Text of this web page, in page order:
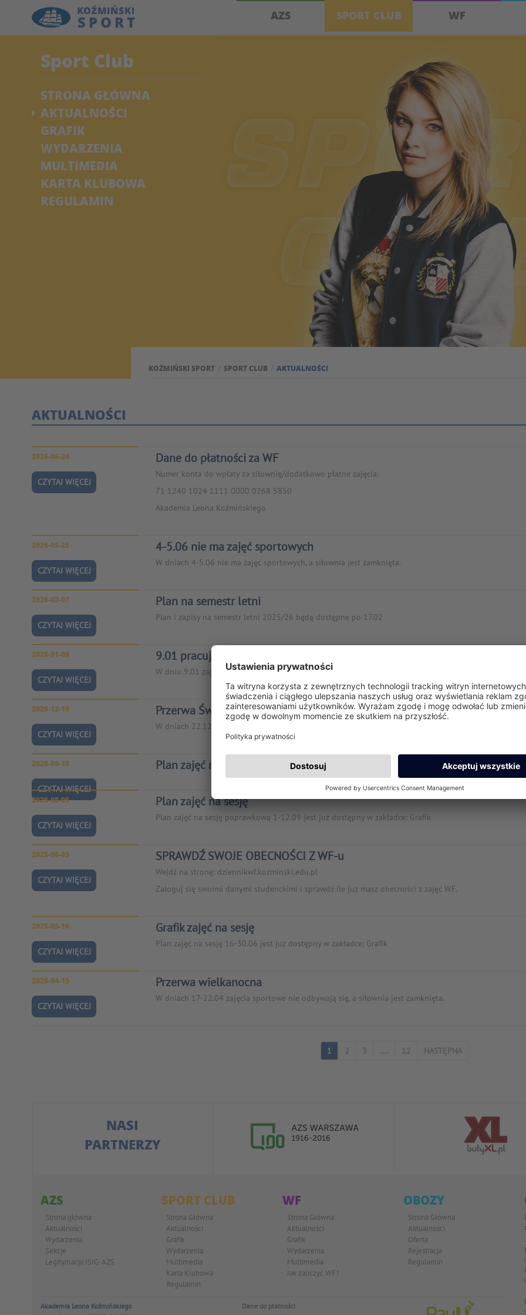
AZS SPORT CLUB WF
Sport Club
STRONA GŁÓWNA
AKTUALNOŚCI
GRAFIK
WYDARZENIA
MULTIMEDIA
KARTA KLUBOWA
REGULAMIN
KOŹMIŃSKI SPORT SPORT CLUB AKTUALNOŚCI
AKTUALNOŚCI
2026-06-24 Dane do płatności za WF
Numer konta do wpłaty za siłownię/dodatkowo płatne zajęcia:
71 1240 1024 1111 0000 0268 5850
Akademia Leona Koźmińskiego
CZYTAJ WIĘCEJ
2026-05-25 4-5.06 nie ma zajęć sportowych
W dniach 4-5.06 nie ma zajęć sportowych, a siłownia jest zamknięta.
CZYTAJ WIĘCEJ
2026-02-07 Plan na semestr letni
Plan i zapisy na semestr letni 2025/26 będą dostępne po 17.02
CZYTAJ WIĘCEJ
2026-01-09 9.01 pracujemy normalnie
W dniu 9.01 zajęcia sportowe odbywają się zgodnie z planem piątkowym.
CZYTAJ WIĘCEJ
2025-12-19 Przerwa Świąteczna
W dniach 22.12.2025 - 07.01.2026 (włącznie) zajęcia sportowe nie odbywają się, a siłownia jest
CZYTAJ WIĘCEJ
2025-09-18 Plan zajęć na semestr zimowy 2025/26 pojawi się po 23.09
CZYTAJ WIĘCEJ
2025-08-05 Plan zajęć na sesję
Plan zajęć na sesję poprawkową 1-12.09 jest już dostępny w zakładce: Grafik
CZYTAJ WIĘCEJ
2025-06-03 SPRAWDŹ SWOJE OBECNOŚCI Z WF-u
Wejdź na stronę: dziennikwf.kozminski.edu.pl
Zaloguj się swoimi danymi studenckimi i sprawdź ile już masz obecności z zajęć WF.
CZYTAJ WIĘCEJ
2025-05-16 Grafik zajęć na sesję
Plan zajęć na sesję 16-30.06 jest już dostępny w zakładce: Grafik
CZYTAJ WIĘCEJ
2025-04-15 Przerwa wielkanocna
W dniach 17-22.04 zajęcia sportowe nie odbywają się, a siłownia jest zamknięta.
CZYTAJ WIĘCEJ
1 2 3 .... 12 NASTĘPNA
NASI
PARTNERZY
AZS
Strona główna
Aktualności
Wydarzenia
Sekcje
Legitymacja ISIC- AZS
SPORT CLUB
Strona Główna
Aktualności
Grafik
Wydarzenia
Multimedia
Karta Klubowa
Regulamin
WF
Strona Główna
Aktualności
Grafik
Wydarzenia
Multimedia
Jak zaliczyć WF?
OBOZY
Strona Główna
Aktualności
Oferta
Rejestracja
Regulamin
Akademia Leona Koźmińskiego
Dane do płatności